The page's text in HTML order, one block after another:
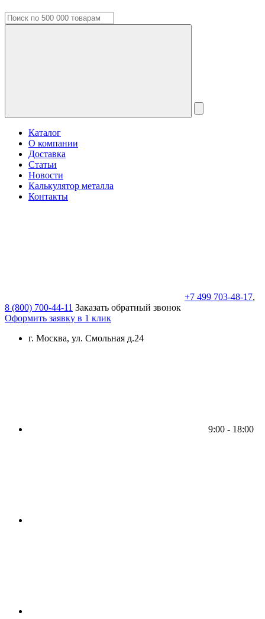
Каталог
О компании
Доставка
Статьи
Новости
Калькулятор металла
Контакты
+7 499 703-48-17,
8 (800) 700-44-11 Заказать обратный звонок
Оформить заявку в 1 клик
г. Москва, ул. Смольная д.24
9:00 - 18:00